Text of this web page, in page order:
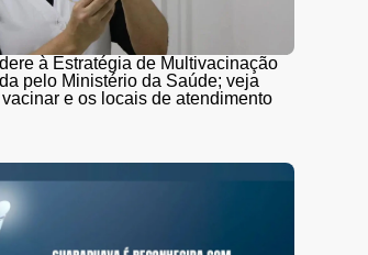
à Estratégia de Multivacinação
pelo Ministério da Saúde; veja
e os locais de atendimento